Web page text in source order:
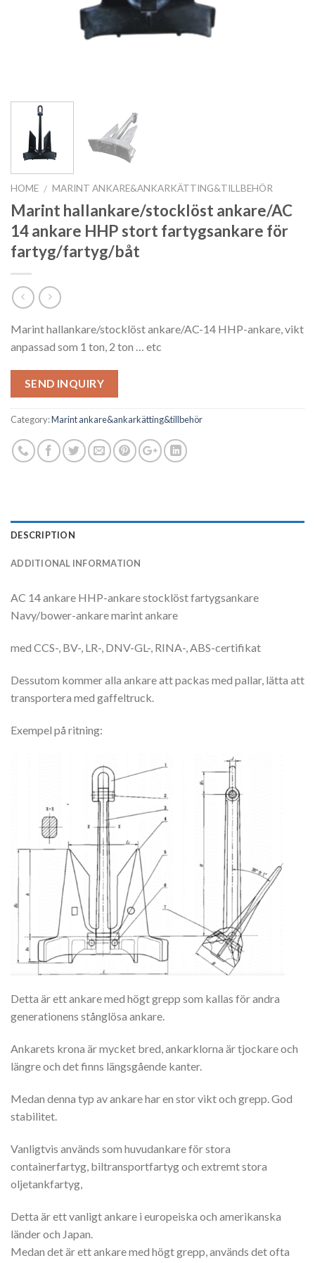
HOME / MARINT ANKARE&ANKARKÄTTING&TILLBEHÖR
Marint hallankare/stocklöst ankare/AC
14 ankare HHP stort fartygsankare för
fartyg/fartyg/båt
Marint hallankare/stocklöst ankare/AC-14 HHP-ankare, vikt
anpassad som 1 ton, 2 ton … etc
SEND INQUIRY
Category:Marint ankare&ankarkätting&tillbehör
DESCRIPTION
ADDITIONAL INFORMATION
AC 14 ankare HHP-ankare stocklöst fartygsankare
Navy/bower-ankare marint ankare
med CCS-, BV-, LR-, DNV-GL-, RINA-, ABS-certifikat
Dessutom kommer alla ankare att packas med pallar, lätta att
transportera med gaffeltruck.
Exempel på ritning:
Detta är ett ankare med högt grepp som kallas för andra
generationens stånglösa ankare.
Ankarets krona är mycket bred, ankarklorna är tjockare och
längre och det finns längsgående kanter.
Medan denna typ av ankare har en stor vikt och grepp. God
stabilitet.
Vanligtvis används som huvudankare för stora
containerfartyg, biltransportfartyg och extremt stora
oljetankfartyg,
Detta är ett vanligt ankare i europeiska och amerikanska
länder och Japan.
Medan det är ett ankare med högt grepp, används det ofta